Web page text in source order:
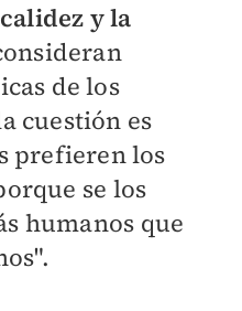
y la
de los
cuestión es
prefieren los
se los
humanos que
".